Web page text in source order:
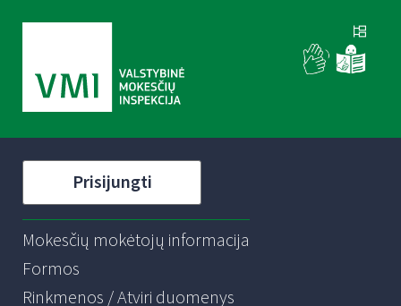
Prisijungti
Mokesčių mokėtojų informacija
Formos
Rinkmenos / Atviri duomenys